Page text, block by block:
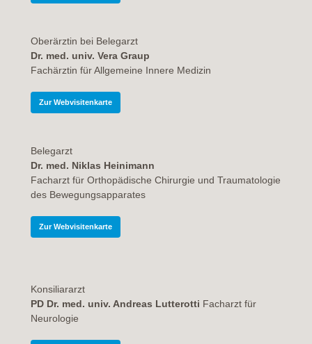
Oberärztin bei Belegarzt
Dr. med. univ. Vera Graup
Fachärztin für Allgemeine Innere Medizin
Zur Webvisitenkarte
Belegarzt
Dr. med. Niklas Heinimann
Facharzt für Orthopädische Chirurgie und Traumatologie
des Bewegungsapparates
Zur Webvisitenkarte
Konsiliararzt
PD Dr. med. univ. Andreas Lutterotti Facharzt für
Neurologie